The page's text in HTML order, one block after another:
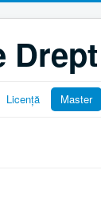
Licență Master